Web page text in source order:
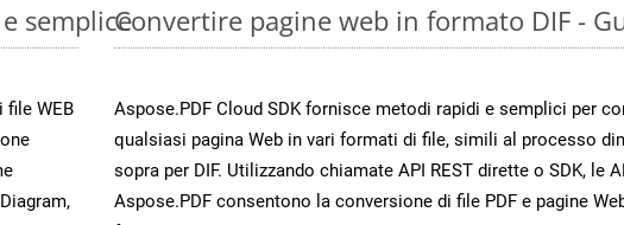
semplice
WEB
Convertire pagine web in formato DIF -
Aspose.PDF Cloud SDK fornisce metodi rapidi e semplici per
qualsiasi pagina Web in vari formati di file, simili al processo
sopra per DIF. Utilizzando chiamate API REST dirette o SDK, le
Aspose.PDF consentono la conversione di file PDF e pagine